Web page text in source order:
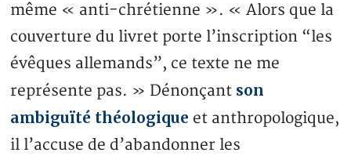
même « anti-chrétienne ». « Alors que la
couverture du livret porte l’inscription “les
évêques allemands”, ce texte ne me
représente pas. » Dénonçant son
ambiguïté théologique et anthropologique,
il l’accuse de d’abandonner les